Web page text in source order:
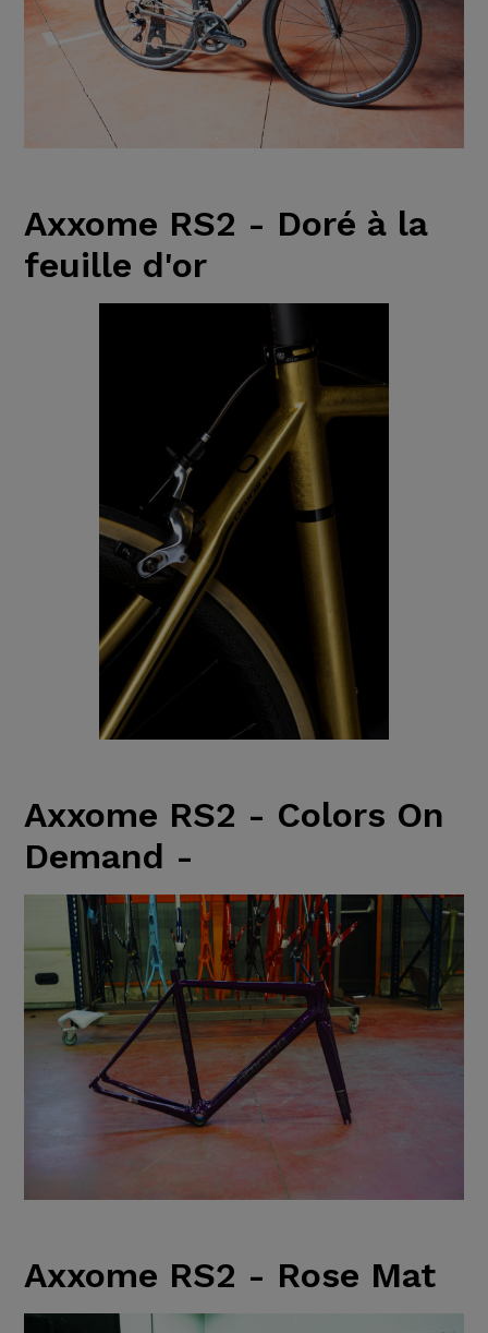
Axxome RS2 - Doré à la
feuille d'or
Axxome RS2 - Colors On
Demand -
Axxome RS2 - Rose Mat